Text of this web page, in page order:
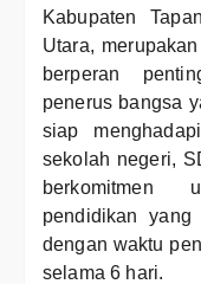
Kabupaten
Utara,
berperan
penerus bangsa
siap
sekolah negeri,
berkomitmen
pendidikan
dengan waktu
selama 6 hari.